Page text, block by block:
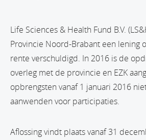
Life Sciences & Health Fund B.V.
Provincie Noord-Brabant een lening
rente verschuldigd. In 2016 is de
overleg met de provincie en EZK
opbrengsten vanaf 1 januari 2016
aanwenden voor participaties.
Aflossing vindt plaats vanaf 31